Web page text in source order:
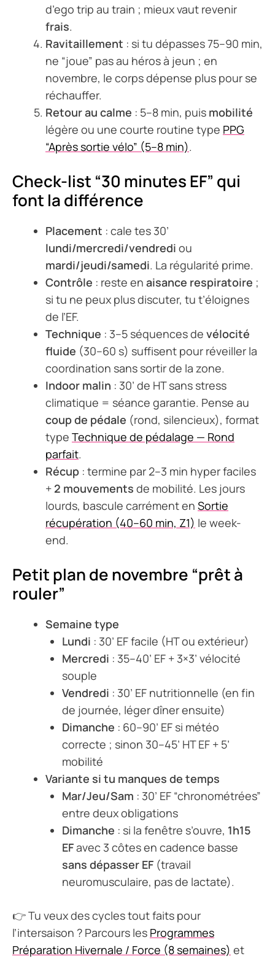
d’ego trip au train ; mieux vaut revenir
frais.
Ravitaillement : si tu dépasses 75–90 min,
ne “joue” pas au héros à jeun ; en
novembre, le corps dépense plus pour se
réchauffer.
Retour au calme : 5–8 min, puis mobilité
légère ou une courte routine type PPG
“Après sortie vélo” (5–8 min).
Check-list “30 minutes EF” qui
font la différence
Placement : cale tes 30’
lundi/mercredi/vendredi ou
mardi/jeudi/samedi. La régularité prime.
Contrôle : reste en aisance respiratoire ;
si tu ne peux plus discuter, tu t’éloignes
de l’EF.
Technique : 3–5 séquences de vélocité
fluide (30–60 s) suffisent pour réveiller la
coordination sans sortir de la zone.
Indoor malin : 30’ de HT sans stress
climatique = séance garantie. Pense au
coup de pédale (rond, silencieux), format
type Technique de pédalage — Rond
parfait.
Récup : termine par 2–3 min hyper faciles
+ 2 mouvements de mobilité. Les jours
lourds, bascule carrément en Sortie
récupération (40–60 min, Z1) le week-
end.
Petit plan de novembre “prêt à
rouler”
Semaine type
Lundi : 30’ EF facile (HT ou extérieur)
Mercredi : 35–40’ EF + 3×3’ vélocité
souple
Vendredi : 30’ EF nutritionnelle (en fin
de journée, léger dîner ensuite)
Dimanche : 60–90’ EF si météo
correcte ; sinon 30–45’ HT EF + 5’
mobilité
Variante si tu manques de temps
Mar/Jeu/Sam : 30’ EF “chronométrées”
entre deux obligations
Dimanche : si la fenêtre s’ouvre, 1h15
EFavec 3 côtes en cadence basse
sans dépasser EF (travail
neuromusculaire, pas de lactate).
👉 Tu veux des cycles tout faits pour
l’intersaison ? Parcours les Programmes
Préparation Hivernale / Force (8 semaines) et